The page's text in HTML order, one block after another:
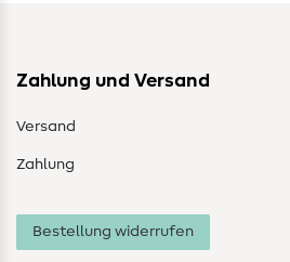
Zahlung und Versand
Versand
Zahlung
Bestellung widerrufen